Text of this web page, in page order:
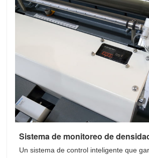
Sistema de monitoreo de
Un sistema de control inteligente que